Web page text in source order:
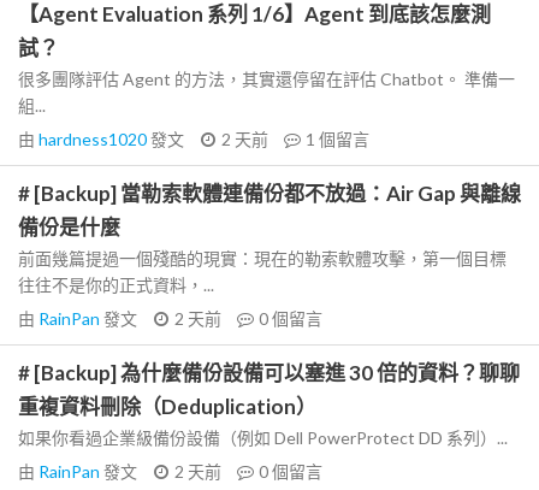
【Agent Evaluation 系列 1/6】Agent 到底該怎麼測
試？
很多團隊評估 Agent 的方法，其實還停留在評估 Chatbot。 準備一
組...
由 hardness1020發文 2 天前 1 個留言
# [Backup] 當勒索軟體連備份都不放過：Air Gap 與離線
備份是什麼
前面幾篇提過一個殘酷的現實：現在的勒索軟體攻擊，第一個目標
往往不是你的正式資料，...
由 RainPan 發文 2 天前 0個留言
# [Backup] 為什麼備份設備可以塞進 30 倍的資料？聊聊
重複資料刪除（Deduplication）
如果你看過企業級備份設備（例如 Dell PowerProtect DD 系列）...
由 RainPan 發文 2 天前 0個留言